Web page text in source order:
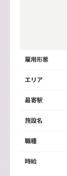
雇用形態
エリア
最寄駅
施設名
職種
時給